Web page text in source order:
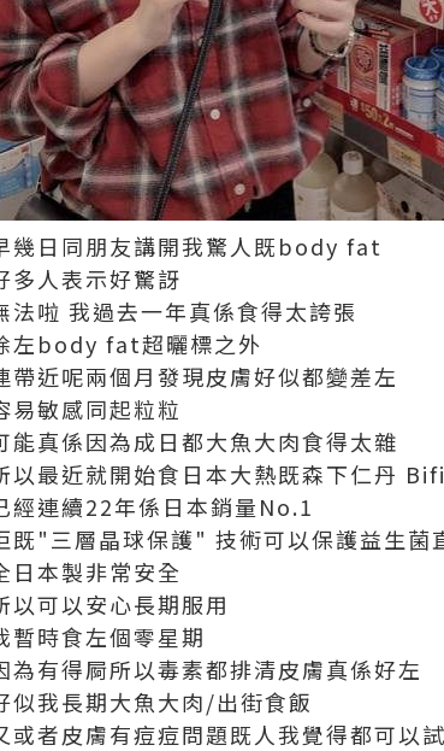
幾日同朋友講開我驚人既body fat
多人表示好驚訝
法啦 我過去一年真係食得太誇張
左body fat超曬標之外
帶近呢兩個月發現皮膚好似都變差左
易敏感同起粒粒
能真係因為成日都大魚大肉食得太雜
以最近就開始食日本大熱既森下仁丹
經連續22年係日本銷量No.1
既"三層晶球保護" 技術可以保護益生菌
日本製非常安全
以可以安心長期服用
暫時食左個零星期
為有得屙所以毒素都排清皮膚真係好左
似我長期大魚大肉/出街食飯
或者皮膚有痘痘問題既人我覺得都可以試